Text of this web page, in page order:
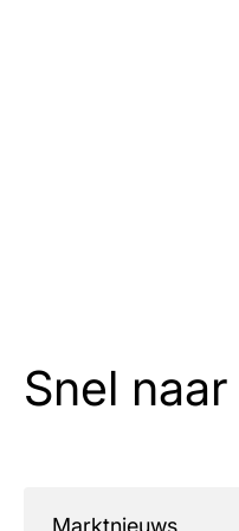
Snel naar
Marktnieuws